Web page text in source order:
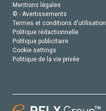
Mentions légales
© - Avertissements
Termes et conditions d'utilisation
Politique rédactionnelle
Politique publicitaire
Cookie settings
Politique de la vie privée